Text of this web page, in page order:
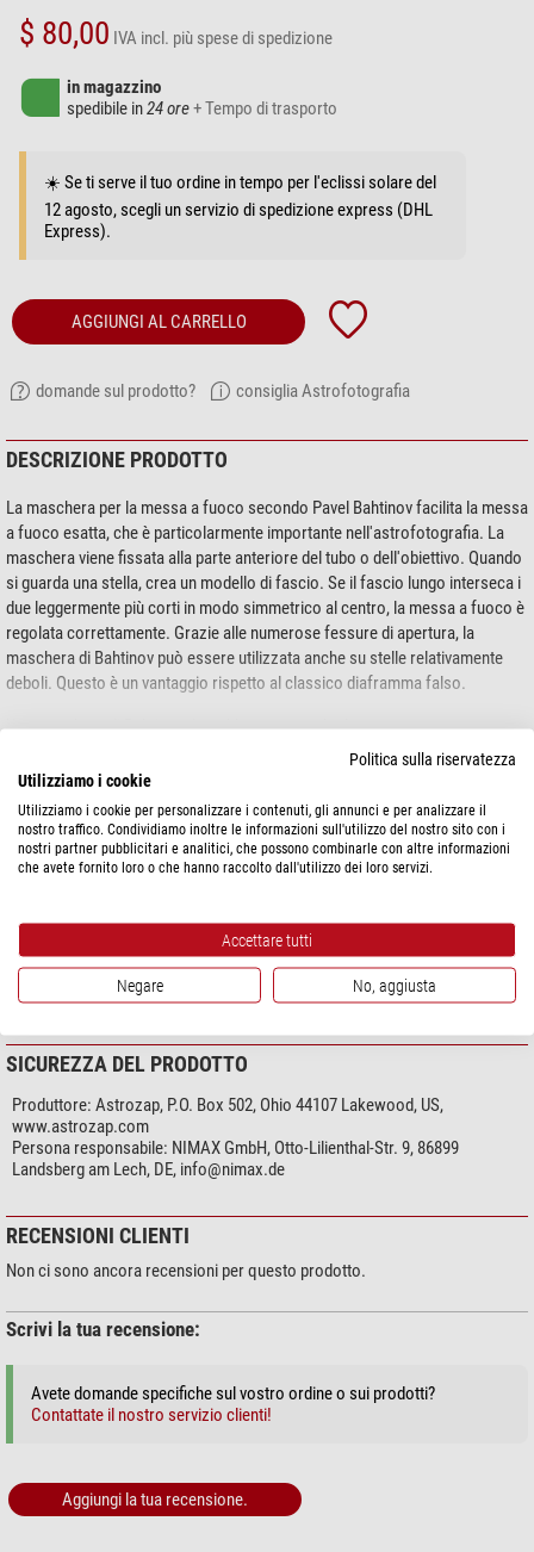
$ 80,00 IVA incl. più spese di spedizione
in magazzino
spedibile in24 ore+ Tempo di trasporto
☀️ Se ti serve il tuo ordine in tempo per l'eclissi solare del
12 agosto, scegli un servizio di spedizione express (DHL
Express).
AGGIUNGI AL CARRELLO
domande sul prodotto? consiglia Astrofotografia
DESCRIZIONE PRODOTTO
La maschera per la messa a fuoco secondo Pavel Bahtinov facilita la messa
a fuoco esatta, che è particolarmente importante nell'astrofotografia. La
maschera viene fissata alla parte anteriore del tubo o dell'obiettivo. Quando
si guarda una stella, crea un modello di fascio. Se il fascio lungo interseca i
due leggermente più corti in modo simmetrico al centro, la messa a fuoco è
regolata correttamente. Grazie alle numerose fessure di apertura, la
maschera di Bahtinov può essere utilizzata anche su stelle relativamente
deboli. Questo è un vantaggio rispetto al classico diaframma falso.
Una maschera di Bahtinov dovrebbe essere calcolata separatamente per
ogni rapporto focale. Tuttavia, l'esperienza dimostra che una maschera può
essere utilizzata molto bene per un'intera gamma di aperture.
SPECIFICHE
Generale
Diametro (mm)
139 - 216
Colore
nero
Full Aperture Focusing Screens
SICUREZZA DEL PRODOTTO
Produttore: Astrozap, P.O. Box 502, Ohio 44107 Lakewood, US,
www.astrozap.com
Persona responsabile: NIMAX GmbH, Otto-Lilienthal-Str. 9, 86899
Landsberg am Lech, DE, info@nimax.de
RECENSIONI CLIENTI
Non ci sono ancora recensioni per questo prodotto.
Scrivi la tua recensione:
Avete domande specifiche sul vostro ordine o sui prodotti?
Contattate il nostro servizio clienti!
Aggiungi la tua recensione.
Politica sulla riservatezza
Utilizziamo i cookie
Utilizziamo i cookie per personalizzare i contenuti, gli annunci e per analizzare il
nostro traffico. Condividiamo inoltre le informazioni sull'utilizzo del nostro sito con i
nostri partner pubblicitari e analitici, che possono combinarle con altre informazioni
che avete fornito loro o che hanno raccolto dall'utilizzo dei loro servizi.
Accettare tutti
Negare No, aggiusta